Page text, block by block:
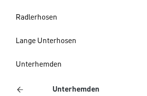
Radlerhosen
Lange Unterhosen
Unterhemden
Unterhemden